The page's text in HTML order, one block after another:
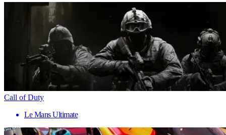
Call of Duty
Le Mans Ultimate